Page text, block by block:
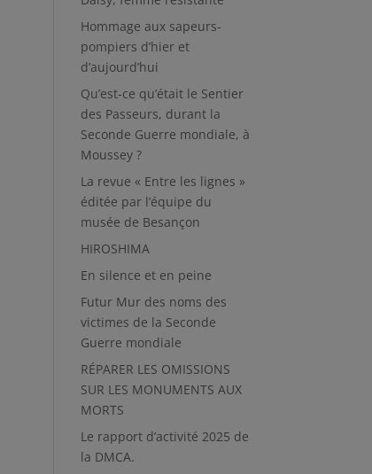
Hommage aux sapeurs-
pompiers d’hier et
d’aujourd’hui
Qu’est-ce qu’était le Sentier
des Passeurs, durant la
Seconde Guerre mondiale, à
Moussey ?
La revue « Entre les lignes »
éditée par l’équipe du
musée de Besançon
HIROSHIMA
En silence et en peine
Futur Mur des noms des
victimes de la Seconde
Guerre mondiale
RÉPARER LES OMISSIONS
SUR LES MONUMENTS AUX
MORTS
Le rapport d’activité 2025 de
la DMCA.